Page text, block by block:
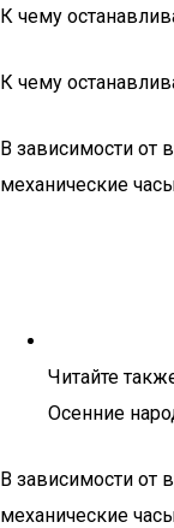
К чему
К чему
В зависимости от
механические
Читайте
Осенние
В зависимости от
механические